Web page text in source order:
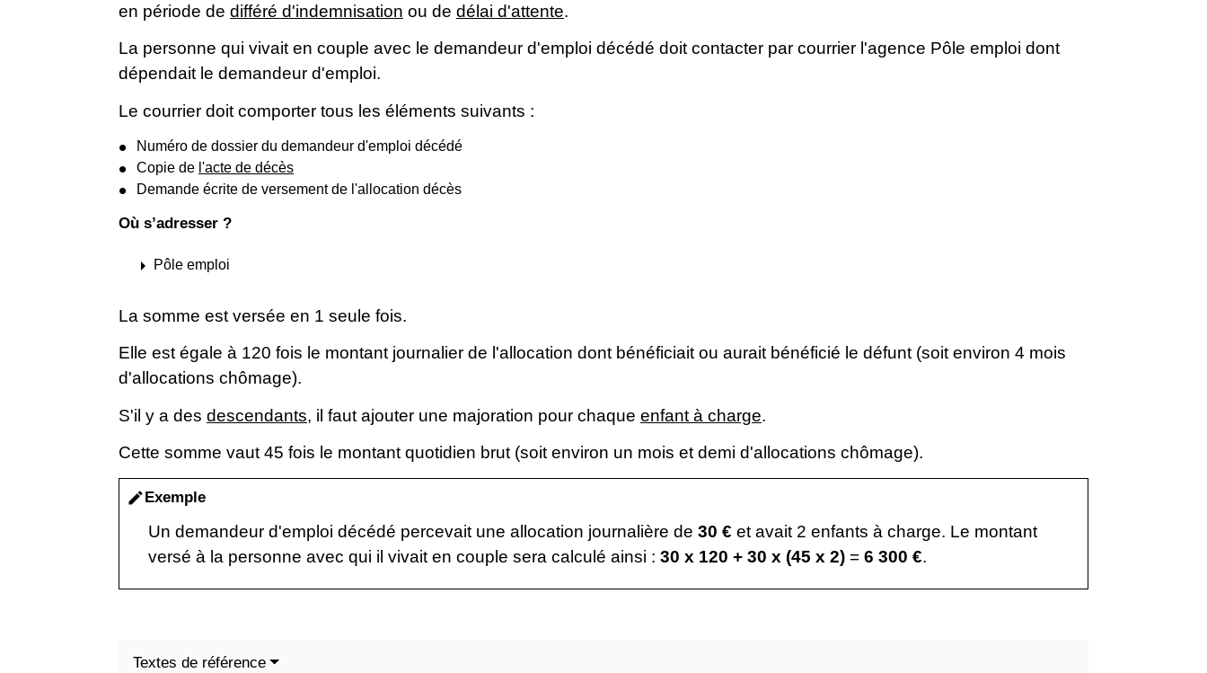
en période de différé d'indemnisation ou de délai d'attente.
La personne qui vivait en couple avec le demandeur d'emploi décédé doit contacter par courrier l'agence Pôle emploi dont
dépendait le demandeur d'emploi.
Le courrier doit comporter tous les éléments suivants :
Numéro de dossier du demandeur d'emploi décédé
Copie de l'acte de décès
Demande écrite de versement de l'allocation décès
Où s’adresser ?
arrow_right Pôle emploi
La somme est versée en 1 seule fois.
Elle est égale à 120 fois le montant journalier de l'allocation dont bénéficiait ou aurait bénéficié le défunt (soit environ 4 mois
d'allocations chômage).
S'il y a des descendants, il faut ajouter une majoration pour chaque enfant à charge.
Cette somme vaut 45 fois le montant quotidien brut (soit environ un mois et demi d'allocations chômage).
editExemple
Un demandeur d'emploi décédé percevait une allocation journalière de 30 € et avait 2 enfants à charge. Le montant
versé à la personne avec qui il vivait en couple sera calculé ainsi : 30 x 120 + 30 x (45 x 2) = 6 300 €.
Textes de référence